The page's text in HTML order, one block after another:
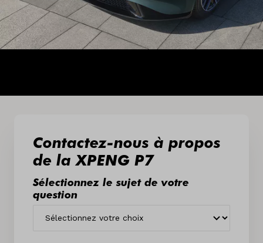
Contactez-nous à propos
de la XPENG P7
Sélectionnez le sujet de votre
question